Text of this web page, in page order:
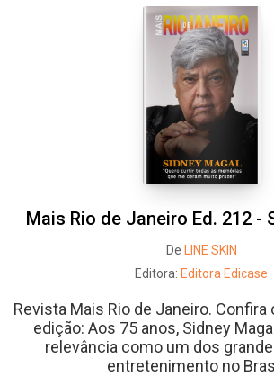
Mais Rio de Janeiro Ed. 212 -
De
LINE SKIN
Editora: Editora Edicase
Revista Mais Rio de Janeiro.
edição: Aos 75 anos, Sidney
relevância como um dos
entretenimento no